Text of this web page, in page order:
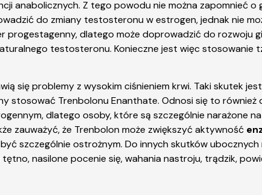
anabolicznych. Z tego powodu nie można zapomnieć
do zmiany testosteronu w estrogen, jednak nie
progestagenny, dlatego może doprowadzić do rozwoju
testosteronu. Konieczne jest więc stosowanie
się problemy z wysokim ciśnieniem krwi. Taki skutek
stosować Trenbolonu Enanthate. Odnosi się to
dlatego osoby, które są szczególnie narażone
zauważyć, że Trenbolon może zwiększyć aktywność
szczególnie ostrożnym. Do innych skutków
nasilone pocenie się, wahania nastroju, trądzik,